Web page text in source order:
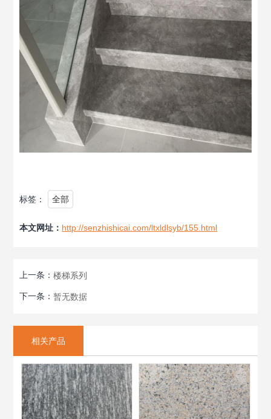
标签： 全部
本文网址： http://senzhishicai.com/ltxldlsyb/155.html
上一条：楼梯系列
下一条：暂无数据
相关产品